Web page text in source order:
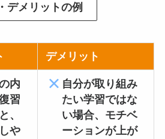
デメリットの例
デメリット
内
習
、
や
自分が取り組み
たい学習ではな
い場合、モチベ
ーションが上が